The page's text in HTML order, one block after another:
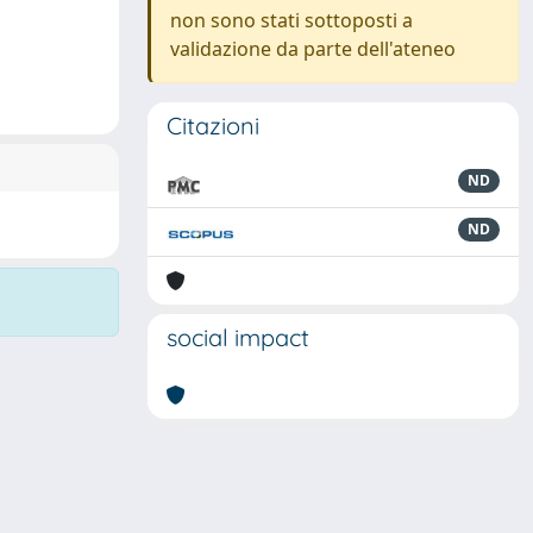
non sono stati sottoposti a
validazione da parte dell'ateneo
Citazioni
ND
ND
social impact